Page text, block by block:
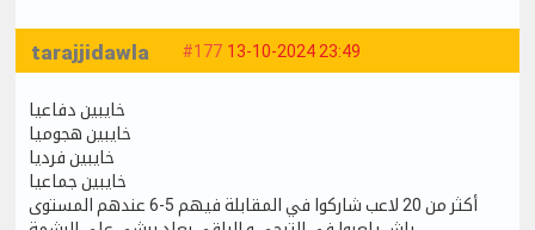
#177 13-10-2024 23:49
tarajjidawla
خايبين دفاعيا
خايبين هجوميا
خايبين فرديا
خايبين جماعيا
أكثر من 20 لاعب شاركوا في المقابلة فيهم 5-6 عندهم المستوى